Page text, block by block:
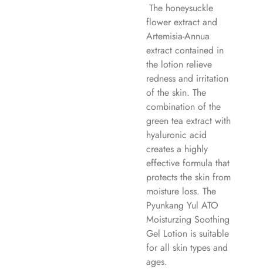
The honeysuckle
flower extract and
Artemisia-Annua
extract contained in
the lotion relieve
redness and irritation
of the skin. The
combination of the
green tea extract with
hyaluronic acid
creates a highly
effective formula that
protects the skin from
moisture loss. The
Pyunkang Yul ATO
Moisturzing Soothing
Gel Lotion is suitable
for all skin types and
ages.